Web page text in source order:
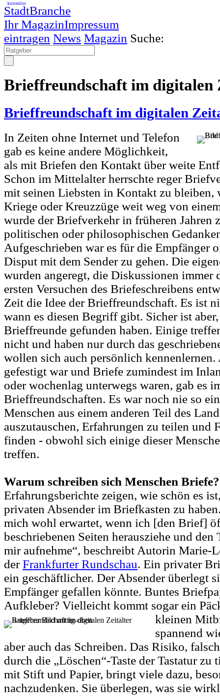
StadtBranche
Ihr MagazinImpressum
kostenlos
eintragen News Magazin Suche:
Brieffreundschaft im digitalen
Brieffreundschaft im digitalen
In Zeiten ohne Internet und Telefon
gab es keine andere Möglichkeit,
als mit Briefen den Kontakt über weite
Schon im Mittelalter herrschte reger
mit seinen Liebsten in Kontakt zu bleiben,
Kriege oder Kreuzzüge weit weg von
wurde der Briefverkehr in früheren Jahren
politischen oder philosophischen
Aufgeschrieben war es für die Empfänger
Disput mit dem Sender zu gehen. Die
wurden angeregt, die Diskussionen immer
ersten Versuchen des Briefeschreibens
Zeit die Idee der Brieffreundschaft. Es ist
wann es diesen Begriff gibt. Sicher ist
Brieffreunde gefunden haben. Einige
nicht und haben nur durch das
wollen sich auch persönlich kennenlernen.
gefestigt war und Briefe zumindest im
oder wochenlag unterwegs waren, gab es
Brieffreundschaften. Es war noch nie so
Menschen aus einem anderen Teil des
auszutauschen, Erfahrungen zu teilen und
finden - obwohl sich einige dieser
treffen.
Warum schreiben sich Menschen Briefe?
Erfahrungsberichte zeigen, wie schön es
privaten Absender im Briefkasten zu
mich wohl erwartet, wenn ich [den Brief]
beschriebenen Seiten herausziehe und
mir aufnehme“, beschreibt Autorin Marie-
derFrankfurter Rundschau. Ein privater
ein geschäftlicher. Der Absender überlegt
Empfänger gefallen könnte. Buntes
Aufkleber? Vielleicht kommt sogar ein
kleinen
spannend
aber auch das Schreiben. Das Risiko,
durch die „Löschen“-Taste der Tastatur zu
mit Stift und Papier, bringt viele dazu,
nachzudenken. Sie überlegen, was sie